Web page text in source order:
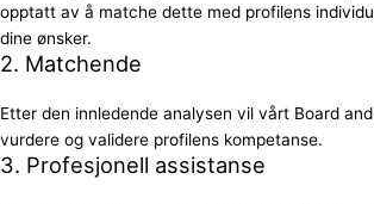
opptatt av å matche dette med profilens
dine ønsker.
2. Matchende
Etter den innledende analysen vil vårt Board
vurdere og validere profilens kompetanse.
3. Profesjonell assistanse